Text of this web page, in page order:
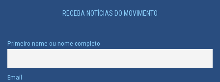
RECEBA NOTÍCIAS DO MOVIMENTO
Primeiro nome ou nome completo
Email